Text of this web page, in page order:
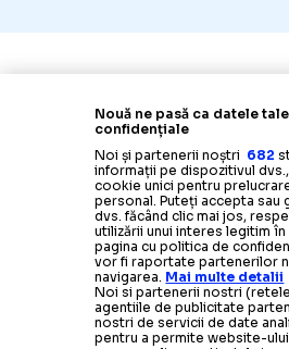
Nouă ne pasă ca datele
confidențiale
Noi și partenerii noștri 682
informații pe dispozitivul
cookie unici pentru
personal. Puteți accepta sau
dvs. făcând clic mai jos,
utilizării unui interes legitim
pagina cu politica de
vor fi raportate partenerilor
navigarea. Mai multe detalii
Noi si partenerii nostri
agentiile de publicitate
nostri de servicii de date
pentru a permite website-